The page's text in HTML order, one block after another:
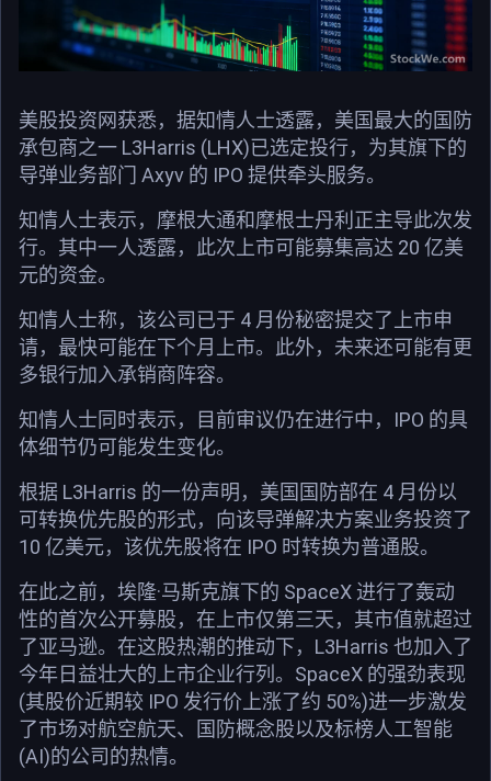
美股投资网获悉，据知情人士透露，美国最大的国防
承包商之一 L3Harris (LHX)已选定投行，为其旗下的
导弹业务部门 Axyv 的 IPO 提供牵头服务。
知情人士表示，摩根大通和摩根士丹利正主导此次发
行。其中一人透露，此次上市可能募集高达 20 亿美
元的资金。
知情人士称，该公司已于 4 月份秘密提交了上市申
请，最快可能在下个月上市。此外，未来还可能有更
多银行加入承销商阵容。
知情人士同时表示，目前审议仍在进行中，IPO 的具
体细节仍可能发生变化。
根据 L3Harris 的一份声明，美国国防部在 4 月份以
可转换优先股的形式，向该导弹解决方案业务投资了
10 亿美元，该优先股将在 IPO 时转换为普通股。
在此之前，埃隆·马斯克旗下的 SpaceX 进行了轰动
性的首次公开募股，在上市仅第三天，其市值就超过
了亚马逊。在这股热潮的推动下，L3Harris 也加入了
今年日益壮大的上市企业行列。SpaceX 的强劲表现
(其股价近期较 IPO 发行价上涨了约 50%)进一步激发
了市场对航空航天、国防概念股以及标榜人工智能
(AI)的公司的热情。